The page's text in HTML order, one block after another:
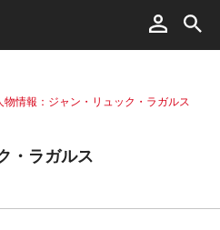
物情報：ジャン・リュック・ラガルス
・ラガルス